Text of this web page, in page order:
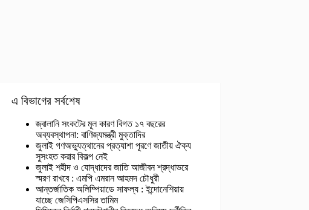
এ বিভাগের সর্বশেষ
জ্বালানি সংকটের মূল কারণ বিগত ১৭ বছরের
অব্যবস্থাপনা: বাণিজ্যমন্ত্রী মুক্তাদির
জুলাই গণঅভ্যুত্থানের প্রত্যাশা পূরণে জাতীয় ঐক্য
সুসংহত করার বিকল্প নেই
জুলাই শহীদ ও যোদ্ধাদের জাতি আজীবন শ্রদ্ধাভরে
স্মরণ রাখবে : এমপি এমরান আহমদ চৌধুরী
আন্তর্জাতিক অলিম্পিয়াডে সাফল্য : ইন্দোনেশিয়ায়
যাচ্ছে জেসিপিএসসির তামিম